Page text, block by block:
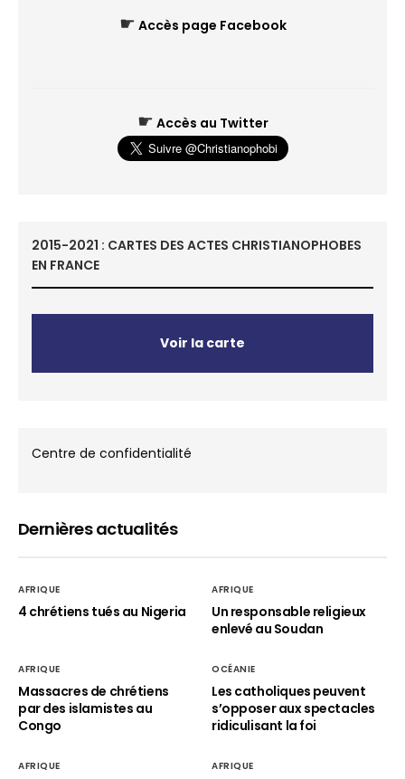
☛ Accès page Facebook
☛ Accès au Twitter
2015-2021 : CARTES DES ACTES CHRISTIANOPHOBES
EN FRANCE
Voir la carte
Centre de confidentialité
Dernières actualités
AFRIQUE
4 chrétiens tués au Nigeria
AFRIQUE
Un responsable religieux
enlevé au Soudan
AFRIQUE
Massacres de chrétiens
par des islamistes au
Congo
OCÉANIE
Les catholiques peuvent
s’opposer aux spectacles
ridiculisant la foi
AFRIQUE AFRIQUE